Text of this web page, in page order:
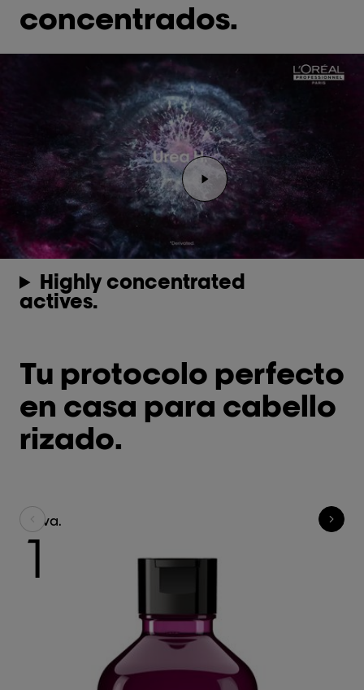
concentrados.
Reproducir el video
Highly concentrated
actives.
Tu protocolo perfecto
en casa para cabello
rizado.
Lava.
1